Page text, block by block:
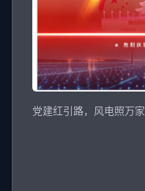
党建红引路，风电照万家